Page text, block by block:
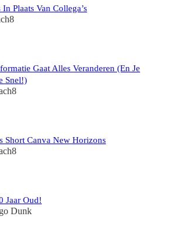
Plaats Van Collega’s
Gaat Alles Veranderen (En Je
Snel!)
Short Canva New Horizons
Jaar Oud!
Dunk